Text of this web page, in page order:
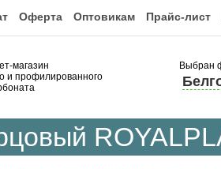
Оферта Оптовикам Прайс-лист
магазин
и профилированного
Выбран